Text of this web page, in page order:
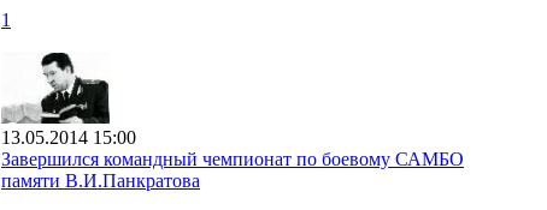
1
13.05.2014 15:00
Завершился командный чемпионат по боевому САМБО
памяти В.И.Панкратова